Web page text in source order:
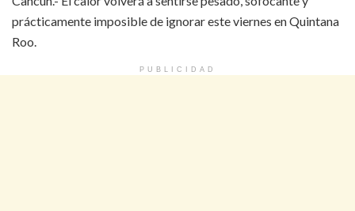
prácticamente imposible de ignorar este viernes en Quintana
Roo.
PUBLICIDAD